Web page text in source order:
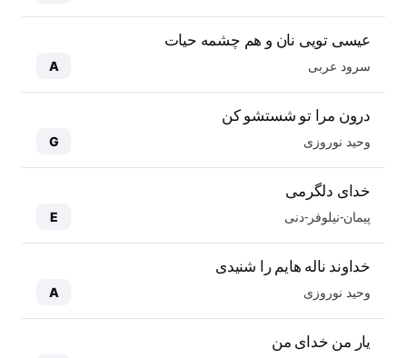
عیسی تویی نان و هم چشمه حیات
سرود عربی A
درون مرا تو شستشو کن
وحید نوروزی G
خدای دلگرمی
پیمان-نیلوفر-دنی E
خداوند ناله هایم را شنیدی
وحید نوروزی A
یار من خدای من